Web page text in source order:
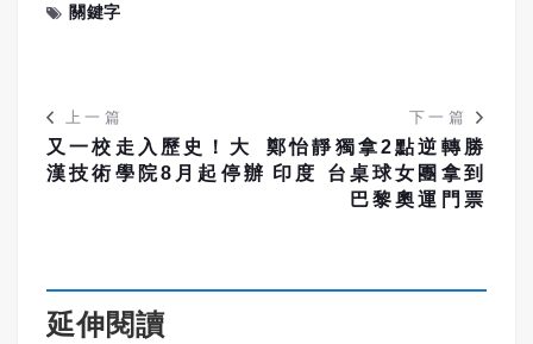
關鍵字
上一篇
又一校走入歷史！大
漢技術學院8月起停辦
下一篇
鄭怡靜獨拿2點逆轉勝
印度 台桌球女團拿到
巴黎奧運門票
延伸閱讀